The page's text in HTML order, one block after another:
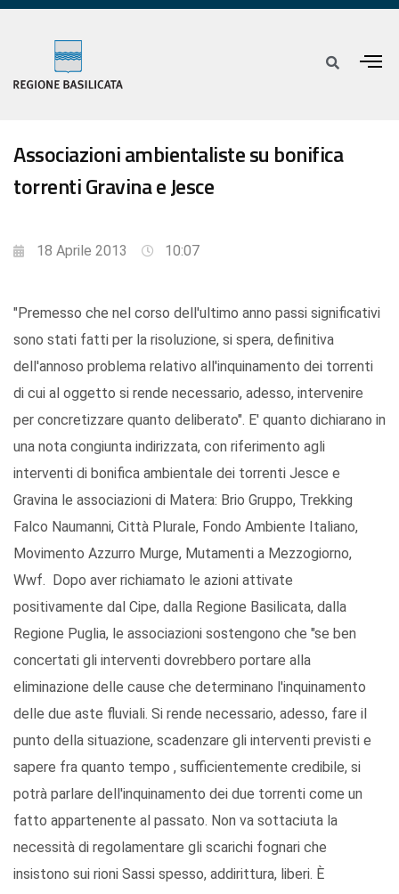
Associazioni ambientaliste su bonifica
torrenti Gravina e Jesce
18 Aprile 2013 10:07
"Premesso che nel corso dell'ultimo anno passi significativi
sono stati fatti per la risoluzione, si spera, definitiva
dell'annoso problema relativo all'inquinamento dei torrenti
di cui al oggetto si rende necessario, adesso, intervenire
per concretizzare quanto deliberato". E' quanto dichiarano in
una nota congiunta indirizzata, con riferimento agli
interventi di bonifica ambientale dei torrenti Jesce e
Gravina le associazioni di Matera: Brio Gruppo, Trekking
Falco Naumanni, Città Plurale, Fondo Ambiente Italiano,
Movimento Azzurro Murge, Mutamenti a Mezzogiorno,
Wwf. Dopo aver richiamato le azioni attivate
positivamente dal Cipe, dalla Regione Basilicata, dalla
Regione Puglia, le associazioni sostengono che "se ben
concertati gli interventi dovrebbero portare alla
eliminazione delle cause che determinano l'inquinamento
delle due aste fluviali. Si rende necessario, adesso, fare il
punto della situazione, scadenzare gli interventi previsti e
sapere fra quanto tempo , sufficientemente credibile, si
potrà parlare dell'inquinamento dei due torrenti come un
fatto appartenente al passato. Non va sottaciuta la
necessità di regolamentare gli scarichi fognari che
insistono sui rioni Sassi spesso, addirittura, liberi. È